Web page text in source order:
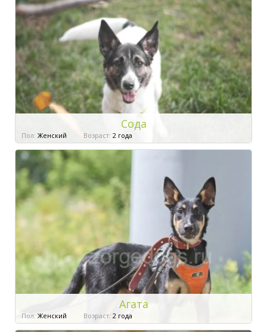
Сода
Пол: Женский Возраст: 2 года
Агата
Пол: Женский Возраст: 2 года